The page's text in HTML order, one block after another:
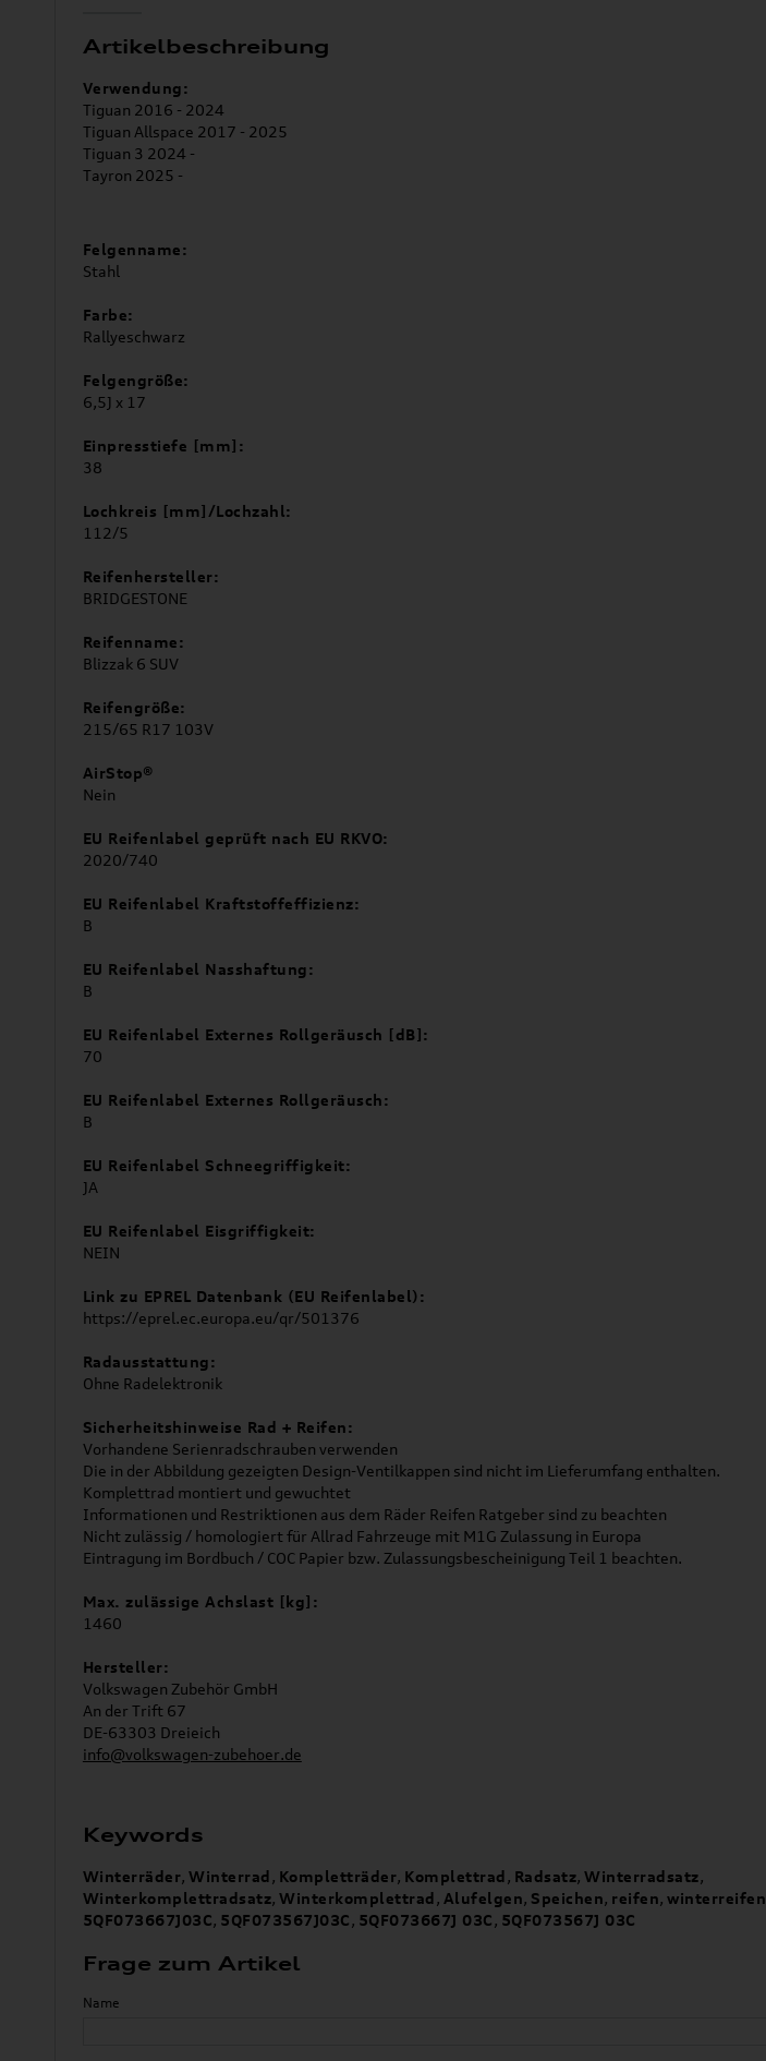
Artikelbeschreibung
Verwendung:
Tiguan 2016 - 2024
Tiguan Allspace 2017 - 2025
Tiguan 3 2024 -
Tayron 2025 -
Felgenname:
Stahl
Farbe:
Rallyeschwarz
Felgengröße:
6,5J x 17
Einpresstiefe [mm]:
38
Lochkreis [mm]/Lochzahl:
112/5
Reifenhersteller:
BRIDGESTONE
Reifenname:
Blizzak 6 SUV
Reifengröße:
215/65 R17 103V
AirStop®
Nein
EU Reifenlabel geprüft nach EU RKVO:
2020/740
EU Reifenlabel Kraftstoffeffizienz:
B
EU Reifenlabel Nasshaftung:
B
EU Reifenlabel Externes Rollgeräusch [dB]:
70
EU Reifenlabel Externes Rollgeräusch:
B
EU Reifenlabel Schneegriffigkeit:
JA
EU Reifenlabel Eisgriffigkeit:
NEIN
Link zu EPREL Datenbank (EU Reifenlabel):
https://eprel.ec.europa.eu/qr/501376
Radausstattung:
Ohne Radelektronik
Sicherheitshinweise Rad + Reifen:
Vorhandene Serienradschrauben verwenden
Die in der Abbildung gezeigten Design-Ventilkappen sind nicht im Lieferumfang enthalten.
Komplettrad montiert und gewuchtet
Informationen und Restriktionen aus dem Räder Reifen Ratgeber sind zu beachten
Nicht zulässig / homologiert für Allrad Fahrzeuge mit M1G Zulassung in Europa
Eintragung im Bordbuch / COC Papier bzw. Zulassungsbescheinigung Teil 1 beachten.
Max. zulässige Achslast [kg]:
1460
Hersteller:
Volkswagen Zubehör GmbH
An der Trift 67
DE-63303 Dreieich
info@volkswagen-zubehoer.de
Keywords
Winterräder,Winterrad, Kompletträder, Komplettrad, Radsatz,Winterradsatz,
Winterkomplettradsatz,Winterkomplettrad, Alufelgen, Speichen, reifen,winterreifen
5QF073667J03C, 5QF073567J03C, 5QF073667J 03C, 5QF073567J 03C
Frage zum Artikel
Name